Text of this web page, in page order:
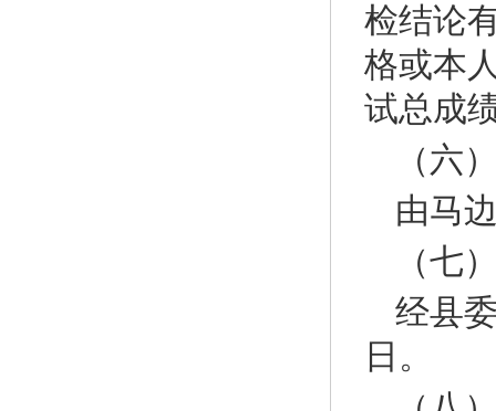
检结论
格或本
试总成
（六
由马
（七
经县
日。